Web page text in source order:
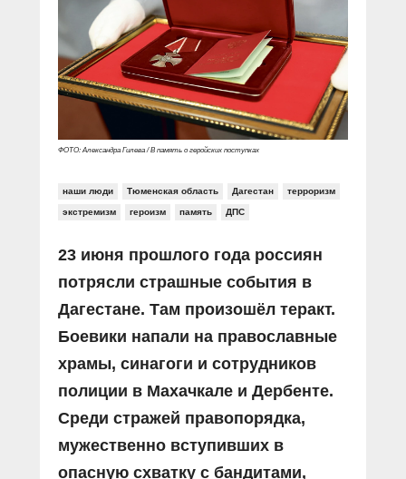
Социальные ролики
Документальные фильмы
Прямой разговор
В знании сила
Специальный репортаж
КиберПОСТОВОЙ
Газета «Щит и меч»
Журнал «Полиция России»
О ПОРТАЛЕ
Контакты
Вакансии
ФОТО: Александра Гилева / В память о геройских поступках
наши люди Тюменская область Дагестан терроризм
экстремизм героизм память ДПС
23 июня прошлого года россиян
потрясли страшные события в
Дагестане. Там произошёл теракт.
Боевики напали на православные
храмы, синагоги и сотрудников
полиции в Махачкале и Дербенте.
Среди стражей правопорядка,
мужественно вступивших в
опасную схватку с бандитами,